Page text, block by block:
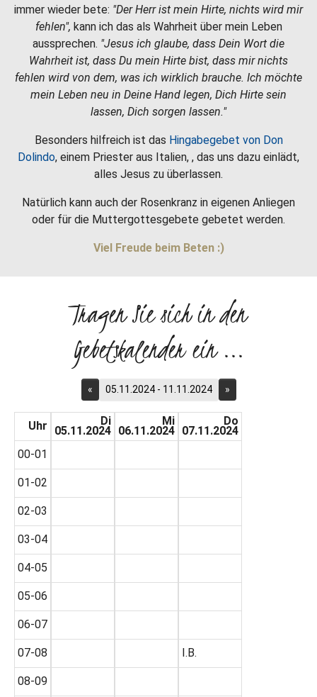
immer wieder bete: "Der Herr ist mein Hirte, nichts wird mir
fehlen", kann ich das als Wahrheit über mein Leben
aussprechen. "Jesus ich glaube, dass Dein Wort die
Wahrheit ist, dass Du mein Hirte bist, dass mir nichts
fehlen wird von dem, was ich wirklich brauche. Ich möchte
mein Leben neu in Deine Hand legen, Dich Hirte sein
lassen, Dich sorgen lassen."
Besonders hilfreich ist das Hingabegebet von Don
Dolindo, einem Priester aus Italien, , das uns dazu einlädt,
alles Jesus zu überlassen.
Natürlich kann auch der Rosenkranz in eigenen Anliegen
oder für die Muttergottesgebete gebetet werden.
Viel Freude beim Beten :)
Tragen Sie sich in den
Gebetskalender ein ...
« 05.11.2024 - 11.11.2024 »
Uhr
00-01
01-02
02-03
03-04
04-05
05-06
06-07
07-08
08-09
Di
05.11.2024
Mi
06.11.2024
Do
07.11.2024
I.B.